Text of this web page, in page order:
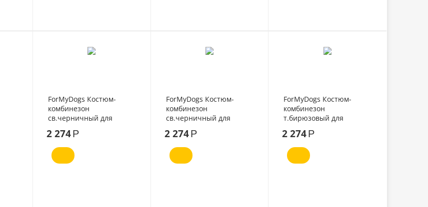
ForMyDogs Костюм-
комбинезон
св.черничный для
2 274Р
ForMyDogs Костюм-
комбинезон
св.черничный для
2 274 Р
ForMyDogs Костюм-
комбинезон
т.бирюзовый для
2 274Р